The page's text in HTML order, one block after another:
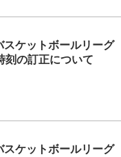
ケットボールリーグ
刻の訂正について
ケットボールリーグ